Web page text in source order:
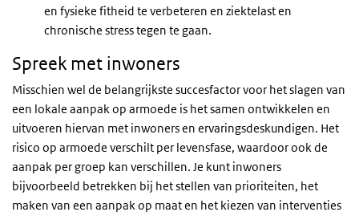
en fysieke fitheid te verbeteren en ziektelast en
chronische stress tegen te gaan.
Spreek met inwoners
Misschien wel de belangrijkste succesfactor voor het slagen van
een lokale aanpak op armoede is het samen ontwikkelen en
uitvoeren hiervan met inwoners en ervaringsdeskundigen. Het
risico op armoede verschilt per levensfase, waardoor ook de
aanpak per groep kan verschillen. Je kunt inwoners
bijvoorbeeld betrekken bij het stellen van prioriteiten, het
maken van een aanpak op maat en het kiezen van interventies